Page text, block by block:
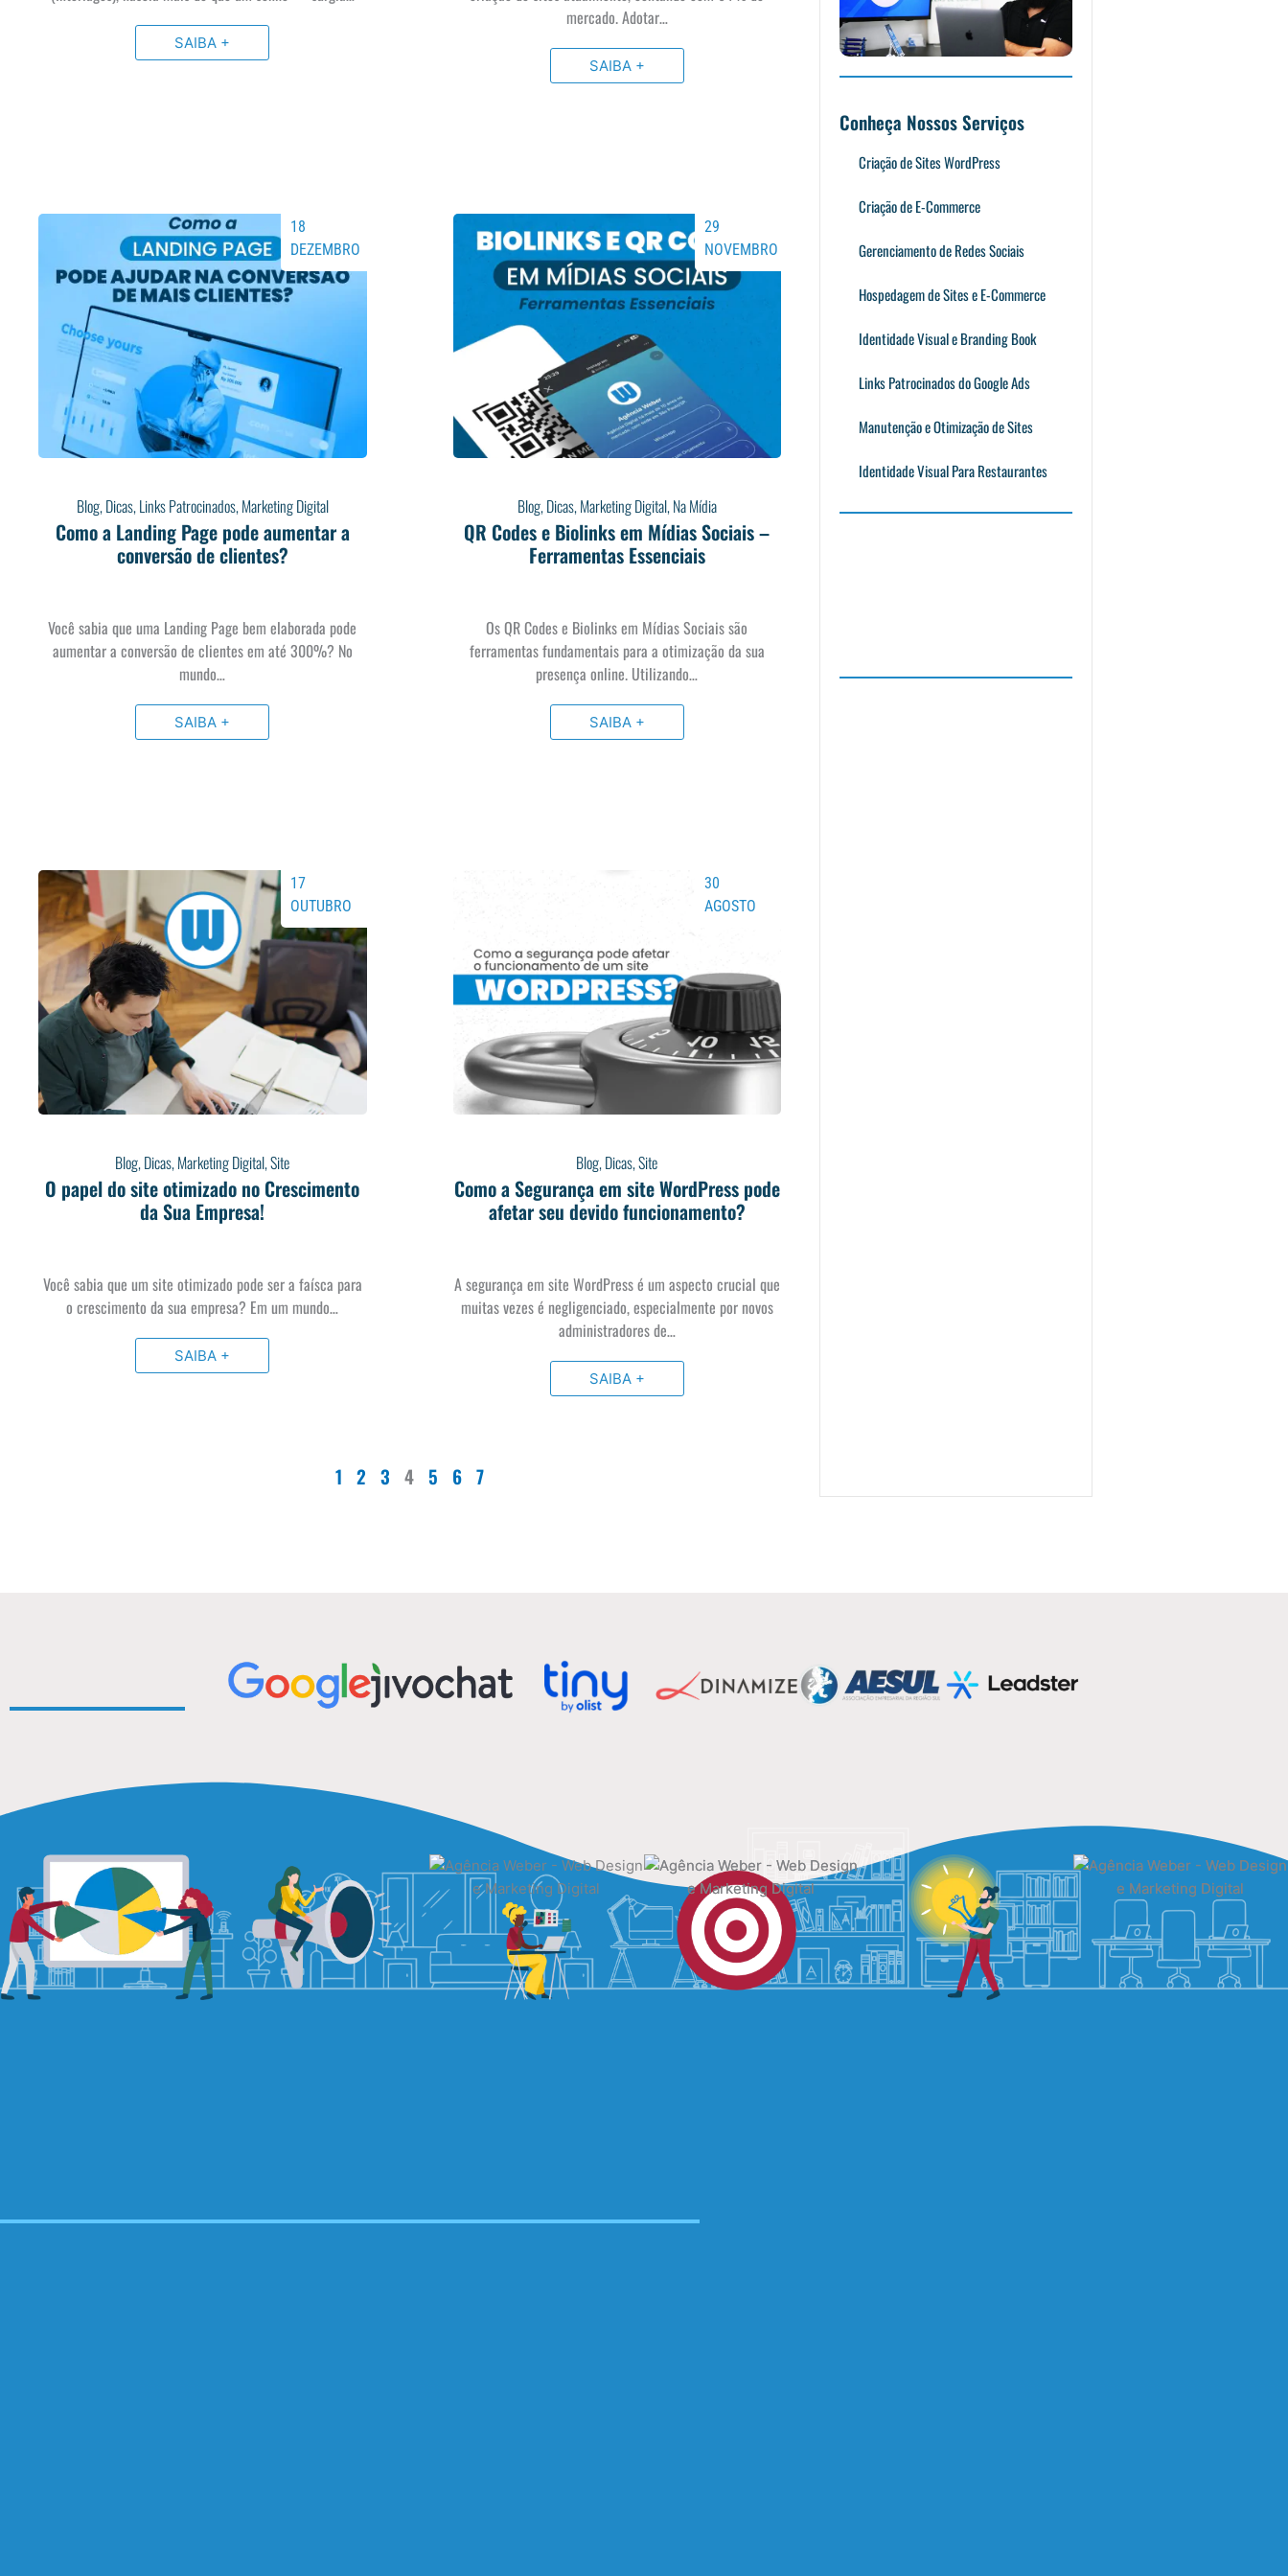
SAIBA +
mercado. Adotar…
SAIBA +
Blog,Dicas,Links Patrocinados,Marketing Digital
Como a Landing Page pode aumentar a
conversão de clientes?
18
DEZEMBRO
Você sabia que uma Landing Page bem elaborada pode
aumentar a conversão de clientes em até 300%? No
mundo…
SAIBA +
Blog,Dicas,Marketing Digital,Na Mídia
QR Codes e Biolinks em Mídias Sociais –
Ferramentas Essenciais
29
NOVEMBRO
Os QR Codes e Biolinks em Mídias Sociais são
ferramentas fundamentais para a otimização da sua
presença online. Utilizando…
SAIBA +
Blog,Dicas,Marketing Digital,Site
O papel do site otimizado no Crescimento
da Sua Empresa!
17
OUTUBRO
Você sabia que um site otimizado pode ser a faísca para
o crescimento da sua empresa? Em um mundo…
SAIBA +
Blog,Dicas,Site
Como a Segurança em site WordPress pode
afetar seu devido funcionamento?
30
AGOSTO
A segurança em site WordPress é um aspecto crucial que
muitas vezes é negligenciado, especialmente por novos
administradores de…
SAIBA +
1 2 3 4 5 6 7
Conheça Nossos Serviços
Criação de Sites WordPress
Criação de E-Commerce
Gerenciamento de Redes Sociais
Hospedagem de Sites e E-Commerce
Identidade Visual e Branding Book
Links Patrocinados do Google Ads
Manutenção e Otimização de Sites
Identidade Visual Para Restaurantes